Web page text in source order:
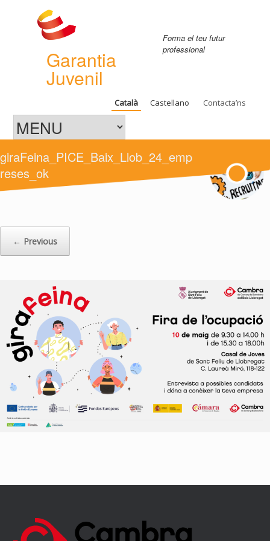
Garantia
Juvenil
Forma el teu futur
professional
Català Castellano Contacta’ns
giraFeina_PICE_Baix_Llob_24_emp
reses_ok
← Previous